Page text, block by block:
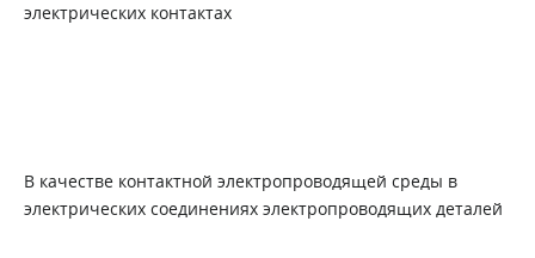
электрических контактах
В качестве контактной электропроводящей среды в
электрических соединениях электропроводящих деталей